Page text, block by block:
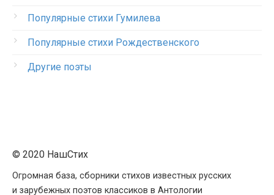
Популярные стихи Гумилева
Популярные стихи Рождественского
Другие поэты
© 2020 НашСтих
Огромная база, сборники стихов известных русских
и зарубежных поэтов классиков в Антологии